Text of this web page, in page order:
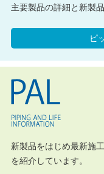
主要製品の詳細と新製
ピ
新製品をはじめ最新施
を紹介しています。